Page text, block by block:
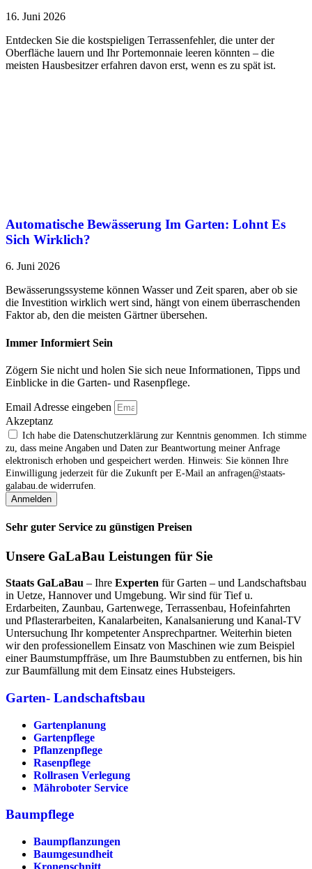
16. Juni 2026
Entdecken Sie die kostspieligen Terrassenfehler, die unter der
Oberfläche lauern und Ihr Portemonnaie leeren könnten – die
meisten Hausbesitzer erfahren davon erst, wenn es zu spät ist.
Automatische Bewässerung Im Garten: Lohnt Es
Sich Wirklich?
6. Juni 2026
Bewässerungssysteme können Wasser und Zeit sparen, aber ob sie
die Investition wirklich wert sind, hängt von einem überraschenden
Faktor ab, den die meisten Gärtner übersehen.
Immer Informiert Sein
Zögern Sie nicht und holen Sie sich neue Informationen, Tipps und
Einblicke in die Garten- und Rasenpflege.
Email Adresse eingeben
Akzeptanz
Ich habe die Datenschutzerklärung zur Kenntnis genommen. Ich stimme
zu, dass meine Angaben und Daten zur Beantwortung meiner Anfrage
elektronisch erhoben und gespeichert werden. Hinweis: Sie können Ihre
Einwilligung jederzeit für die Zukunft per E‑Mail an anfragen@staats-
galabau.de widerrufen.
Anmelden
Sehr guter Service zu günstigen Preisen
Unsere GaLaBau Leistungen für Sie
Staats GaLaBau – Ihre Experten für Garten – und Landschaftsbau
in Uetze, Hannover und Umgebung. Wir sind für Tief u.
Erdarbeiten, Zaunbau, Gartenwege, Terrassenbau, Hofeinfahrten
und Pflasterarbeiten, Kanalarbeiten, Kanalsanierung und Kanal-TV
Untersuchung Ihr kompetenter Ansprechpartner. Weiterhin bieten
wir den professionellem Einsatz von Maschinen wie zum Beispiel
einer Baumstumpffräse, um Ihre Baumstubben zu entfernen, bis hin
zur Baumfällung mit dem Einsatz eines Hubsteigers.
Garten- Landschaftsbau
Gartenplanung
Gartenpflege
Pflanzenpflege
Rasenpflege
Rollrasen Verlegung
Mähroboter Service
Baumpflege
Baumpflanzungen
Baumgesundheit